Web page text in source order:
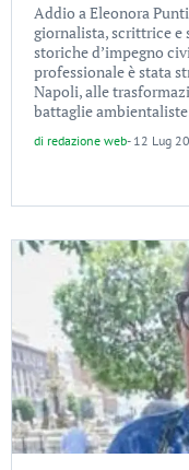
Addio a Eleonora
giornalista, scrittrice e
storiche d’impegno
professionale è stata
Napoli, alle
battaglie
di redazione web- 12 Lug